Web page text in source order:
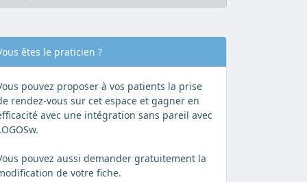
êtes le praticien ?
pouvez proposer à vos patients la prise
rendez-vous sur cet espace et gagner en
avec une intégration sans pareil avec
pouvez aussi demander gratuitement la
de votre fiche.